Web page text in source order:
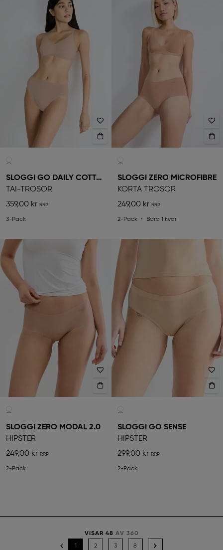
SLOGGI GO DAILY COTTON
TAI-TROSOR
359,00 kr
3-Pack
SLOGGI ZERO MICROFIBRE
KORTA TROSOR
249,00 kr
2-Pack Bara 1 kvar
SLOGGI ZERO MODAL 2.0
HIPSTER
249,00 kr
2-Pack
SLOGGI GO SENSE
HIPSTER
299,00 kr
2-Pack
VISAR 48 AV 360
1 2 3 8